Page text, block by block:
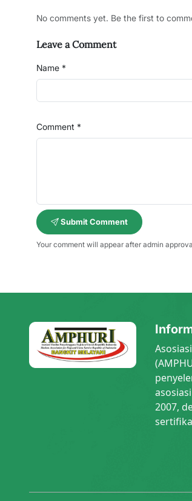
No comments yet. Be the first to
Leave a Comment
Name *
Comment *
Submit Comment
Your comment will appear after admin
2007,